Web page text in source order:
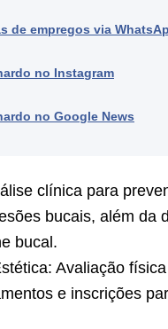
de empregos via
no Instagram
no Google News
clínica para
bucais, além da
bucal.
Avaliação
e inscrições